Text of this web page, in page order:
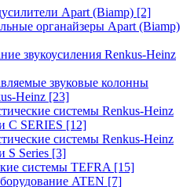
Apart (Biamp) [2]
органайзеры Apart (Biamp)
звукоусиления Renkus-Heinz
звуковые колонны
Heinz [23]
системы Renkus-Heinz
C SERIES [12]
системы Renkus-Heinz
S Series [3]
системы TEFRA [15]
ATEN [7]